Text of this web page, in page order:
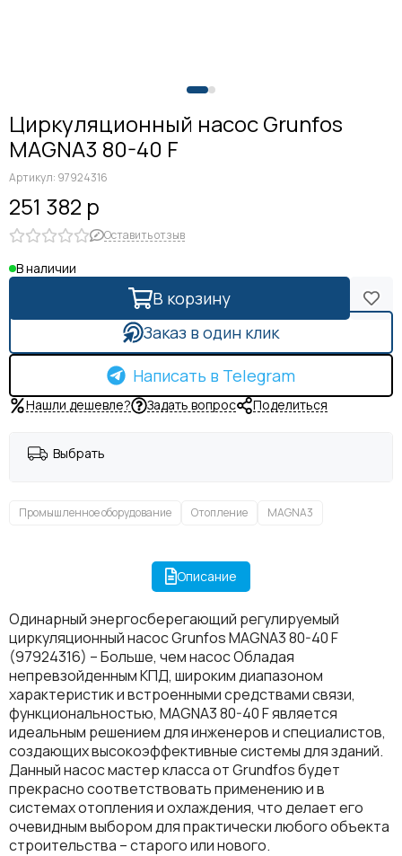
Циркуляционный насос Grunfos
MAGNA3 80-40 F
Артикул: 97924316
251 382 р
Оставить отзыв
В наличии
В корзину
Заказ в один клик
Написать в Telegram
Нашли дешевле? Задать вопрос Поделиться
Выбрать
Промышленное оборудование Отопление MAGNA3
Описание
Одинарный энергосберегающий регулируемый
циркуляционный насос Grunfos MAGNA3 80-40 F
(97924316) – Больше, чем насос Обладая
непревзойденным КПД, широким диапазоном
характеристик и встроенными средствами связи,
функциональностью, MAGNA3 80-40 F является
идеальным решением для инженеров и специалистов,
создающих высокоэффективные системы для зданий.
Данный насос мастер класса от Grundfos будет
прекрасно соответствовать применению и в
системах отопления и охлаждения, что делает его
очевидным выбором для практически любого объекта
строительства – старого или нового.